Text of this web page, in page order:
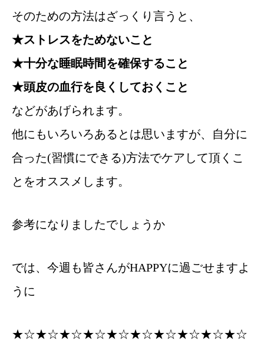
そのための方法はざっくり言うと、
★ストレスをためないこと
★十分な睡眠時間を確保すること
★頭皮の血行を良くしておくこと
などがあげられます。
他にもいろいろあるとは思いますが、自分に
合った(習慣にできる)方法でケアして頂くこ
とをオススメします。
参考になりましたでしょうか
では、今週も皆さんがHAPPYに過ごせますよ
うに
★☆★☆★☆★☆★☆★☆★☆★☆★☆★☆